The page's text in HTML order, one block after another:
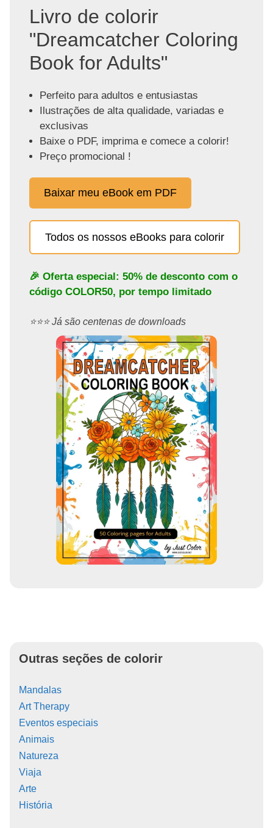
Livro de colorir
"Dreamcatcher Coloring
Book for Adults"
Perfeito para adultos e entusiastas
Ilustrações de alta qualidade, variadas e
exclusivas
Baixe o PDF, imprima e comece a colorir!
Preço promocional !
Baixar meu eBook em PDF
Todos os nossos eBooks para colorir
🎉 Oferta especial: 50% de desconto com o
código COLOR50, por tempo limitado
⭐️⭐️⭐️ Já são centenas de downloads
Outras seções de colorir
Mandalas
Art Therapy
Eventos especiais
Animais
Natureza
Viaja
Arte
História